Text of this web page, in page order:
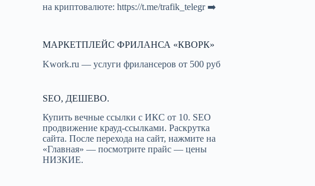
на криптовалюте:https://t.me/trafik_telegr➡️
МАРКЕТПЛЕЙС ФРИЛАНСА «КВОРК»
Kwork.ru — услуги фрилансеров от 500 руб
SEO, ДЕШЕВО.
Купить вечные ссылки с ИКС от 10. SEO
продвижение крауд-ссылками. Раскрутка
сайта. После перехода на сайт, нажмите на
«Главная» — посмотрите прайс — цены
НИЗКИЕ.